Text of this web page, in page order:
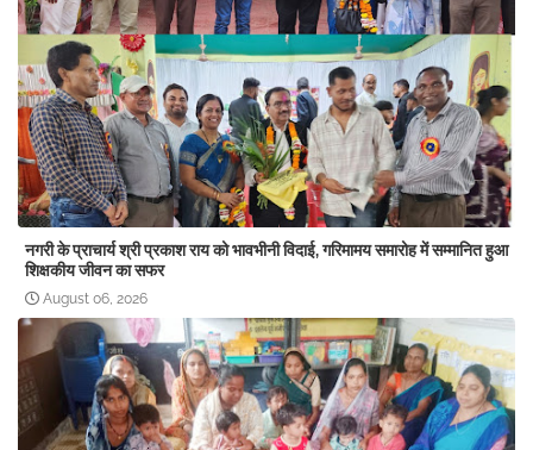
नगरी के प्राचार्य श्री प्रकाश राय को भावभीनी विदाई, गरिमामय समारोह में सम्मानित हुआ
शिक्षकीय जीवन का सफर
August 06, 2026